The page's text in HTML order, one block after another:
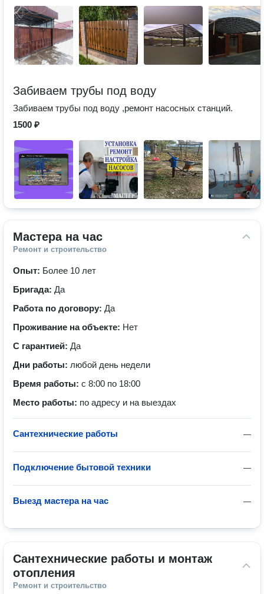
Забиваем трубы под воду
Забиваем трубы под воду ,ремонт насосных станций.
1500 ₽
Мастера на час
Ремонт и строительство
Опыт: Более 10 лет
Бригада: Да
Работа по договору: Да
Проживание на объекте: Нет
С гарантией: Да
Дни работы: любой день недели
Время работы: с 8:00 по 18:00
Место работы: по адресу и на выездах
—
Сантехнические работы
—
Подключение бытовой техники
—
Выезд мастера на час
Сантехнические работы и монтаж
отопления
Ремонт и строительство